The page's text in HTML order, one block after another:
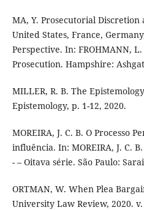
MA, Y. Prosecutorial
United States, France,
Perspective. In: FROHMANN,
Prosecution. Hampshire:
MILLER, R. B. The
Epistemology, p. 1-12, 2020.
MOREIRA, J. C. B. O Processo
influência. In: MOREIRA, J. C.
- – Oitava série. São Paulo:
ORTMAN, W. When Plea
University Law Review, 2020.